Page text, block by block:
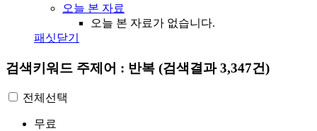
오늘 본 자료
오늘 본 자료가 없습니다.
패싯닫기
검색키워드 주제어 : 반복 (검색결과 3,347건)
전체선택
무료